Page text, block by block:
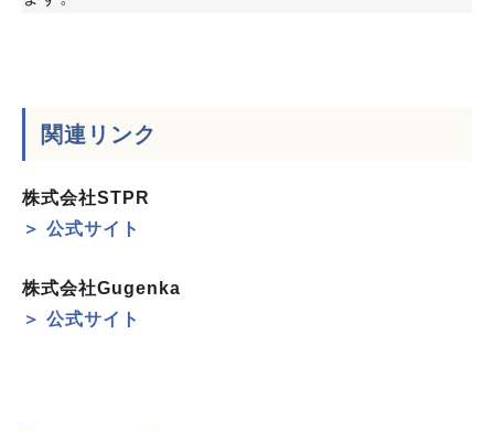
関連リンク
株式会社STPR
＞ 公式サイト
株式会社Gugenka
＞ 公式サイト